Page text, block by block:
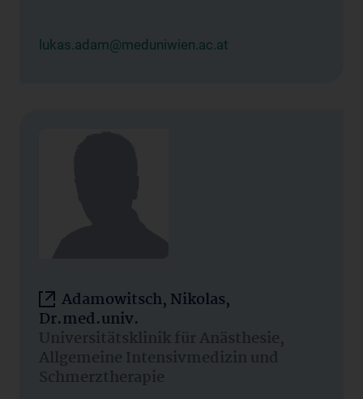
lukas.adam@meduniwien.ac.at
Adamowitsch, Nikolas,
Dr.med.univ.
Universitätsklinik für Anästhesie,
Allgemeine Intensivmedizin und
Schmerztherapie